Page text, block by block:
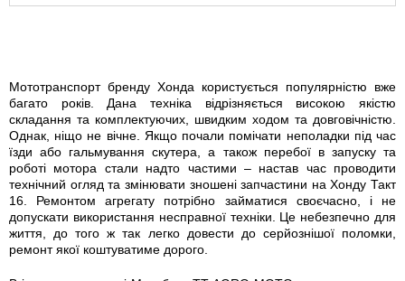
Мототранспорт бренду Хонда користується популярністю вже
багато років. Дана техніка відрізняється високою якістю
складання та комплектуючих, швидким ходом та довговічністю.
Однак, ніщо не вічне. Якщо почали помічати неполадки під час
їзди або гальмування скутера, а також перебої в запуску та
роботі мотора стали надто частими – настав час проводити
технічний огляд та змінювати зношені запчастини на Хонду Такт
16. Ремонтом агрегату потрібно займатися своєчасно, і не
допускати використання несправної техніки. Це небезпечно для
життя, до того ж так легко довести до серйознішої поломки,
ремонт якої коштуватиме дорого.